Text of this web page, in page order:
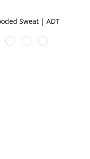
Light
Graphite
Athletic
Heather
College
Green